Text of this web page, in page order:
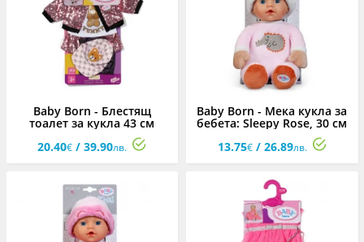
Baby Born - Блестящ
тоалет за кукла 43 см
20.40€ / 39.90лв.
Baby Born - Мека кукла за
бебета: Sleepy Rose, 30 см
13.75€/ 26.89лв.